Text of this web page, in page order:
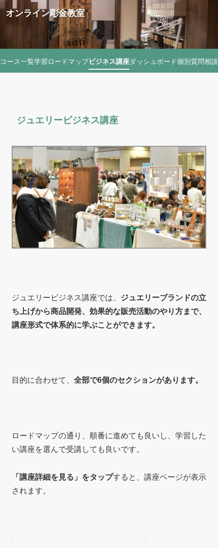
オンライン彫金教室
コース一覧学習ロードマップビジネス講座ダッシュボード個別質問相談
ジュエリービジネス講座
ジュエリービジネス講座では、 ジュエリーブランドの立
ち上げから商品開発、効果的な販売活動のやり方まで、
講座形式で体系的に学ぶことができます。
目的に合わせて、 全部で6個のセクションがあります。
ロードマップの通り、順番に進めても良いし、学習した
い講座を選んで受講しても良いです。
「講座詳細を見る」をタップすると、講座ページが表示
されます。